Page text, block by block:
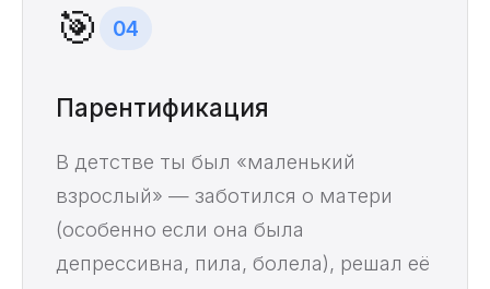
🎯 04
Парентификация
В детстве ты был «маленький
взрослый» — заботился о матери
(особенно если она была
депрессивна, пила, болела), решал её